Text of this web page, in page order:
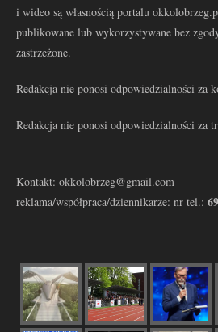
i wideo są własnością portalu
publikowane lub wykorzystywane bez
zastrzeżone.
Redakcja nie ponosi odpowiedzialności za
Redakcja nie ponosi odpowiedzialności za
Kontakt: okkolobrzeg@gmail.com
reklama/współpraca/dziennikarze: nr tel.: